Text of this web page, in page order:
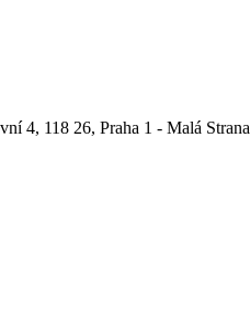
4, 118 26, Praha 1 - Malá Strana